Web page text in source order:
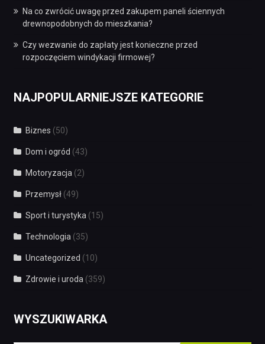
Na co zwrócić uwagę przed zakupem paneli ściennych
drewnopodobnych do mieszkania?
Czy wezwanie do zapłaty jest konieczne przed
rozpoczęciem windykacji firmowej?
NAJPOPULARNIEJSZE KATEGORIE
Biznes (50)
Dom i ogród (43)
Motoryzacja (2)
Przemysł(49)
Sport i turystyka (15)
Technologia (35)
Uncategorized (10)
Zdrowie i uroda (359)
WYSZUKIWARKA